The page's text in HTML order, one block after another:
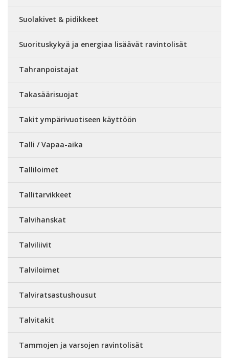
Suolakivet & pidikkeet
Suorituskykyä ja energiaa lisäävät ravintolisät
Tahranpoistajat
Takasäärisuojat
Takit ympärivuotiseen käyttöön
Talli / Vapaa-aika
Talliloimet
Tallitarvikkeet
Talvihanskat
Talviliivit
Talviloimet
Talviratsastushousut
Talvitakit
Tammojen ja varsojen ravintolisät